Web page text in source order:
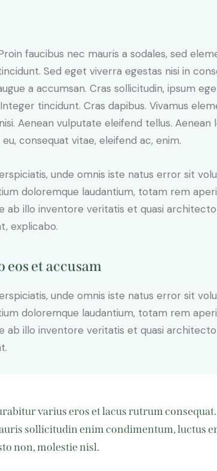
faucibus nec mauris a sodales, sed
Sed eget viverra egestas nisi in
a accumsan. Cras sollicitudin, ipsum
tincidunt. Cras dapibus. Vivamus
Aenean vulputate eleifend tellus. Aenean
consequat vitae, eleifend ac, enim.
unde omnis iste natus error sit
doloremque laudantium, totam rem
ab illo inventore veritatis et quasi
explicabo.
eos et accusam
unde omnis iste natus error sit
doloremque laudantium, totam rem
ab illo inventore veritatis et quasi
varius eros et lacus rutrum consequat.
sollicitudin enim condimentum, luctus
non, molestie nisl.